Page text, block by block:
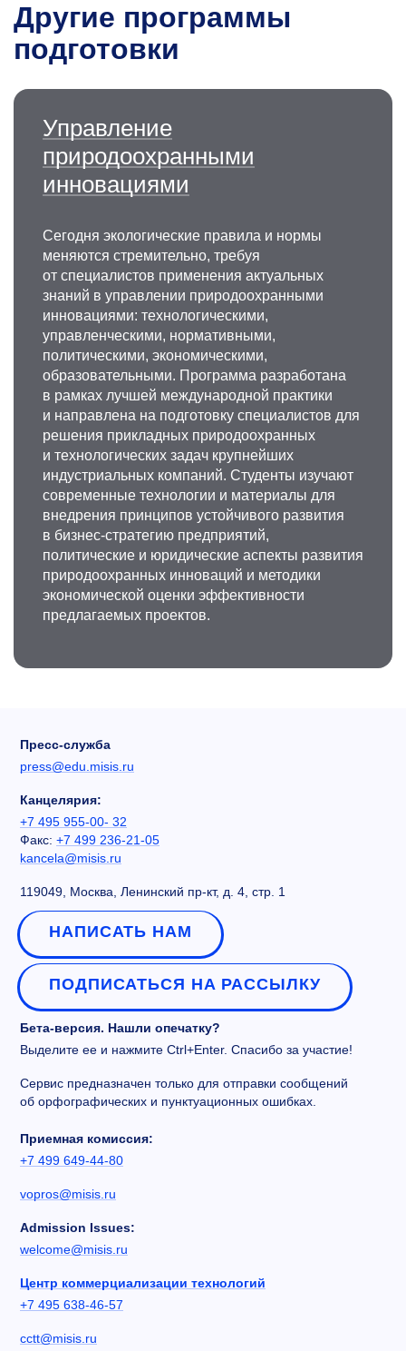
Другие программы
подготовки
Управление
природоохранными
инновациями
Сегодня экологические правила и нормы
меняются стремительно, требуя
от специалистов применения актуальных
знаний в управлении природоохранными
инновациями: технологическими,
управленческими, нормативными,
политическими, экономическими,
образовательными. Программа разработана
в рамках лучшей международной практики
и направлена на подготовку специалистов для
решения прикладных природоохранных
и технологических задач крупнейших
индустриальных компаний. Студенты изучают
современные технологии и материалы для
внедрения принципов устойчивого развития
в бизнес-стратегию предприятий,
политические и юридические аспекты развития
природоохранных инноваций и методики
экономической оценки эффективности
предлагаемых проектов.
Пресс-служба
press@edu.misis.ru
Канцелярия:
+7 495 955-00- 32
Факс: +7 499 236-21-05
kancela@misis.ru
119049, Москва, Ленинский пр-кт, д. 4, стр. 1
НАПИСАТЬ НАМ
ПОДПИСАТЬСЯ НА РАССЫЛКУ
Бета-версия. Нашли опечатку?
Выделите ее и нажмите Ctrl+Enter. Спасибо за участие!
Сервис предназначен только для отправки сообщений
об орфографических и пунктуационных ошибках.
Приемная комиссия:
+7 499 649-44-80
vopros@misis.ru
Admission Issues:
welcome@misis.ru
Центр коммерциализации технологий
+7 495 638-46-57
cctt@misis.ru